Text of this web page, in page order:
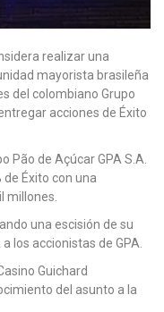
realizar una
mayorista brasileña
del colombiano Grupo
acciones de Éxito
Pão de Açúcar GPA S.A.
Éxito con una
millones.
una escisión de su
los accionistas de GPA.
Guichard
del asunto a la